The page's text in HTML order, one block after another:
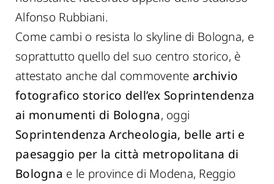
Alfonso Rubbiani.
Come cambi o resista lo skyline di Bologna, e
soprattutto quello del suo centro storico, è
attestato anche dal commovente archivio
fotografico storico dell’ex Soprintendenza
ai monumenti di Bologna, oggi
Soprintendenza Archeologia, belle arti e
paesaggio per la città metropolitana di
Bologna e le province di Modena, Reggio